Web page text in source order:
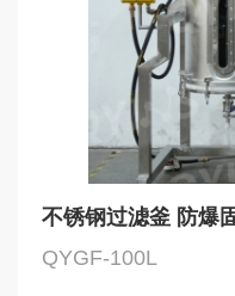
不锈钢过滤釜 防爆
QYGF-100L